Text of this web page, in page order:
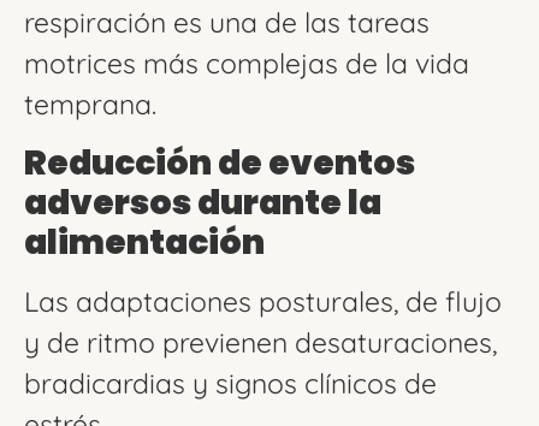
respiración es una de las tareas
motrices más complejas de la vida
temprana.
Reducción de eventos
adversos durante la
alimentación
Las adaptaciones posturales, de flujo
y de ritmo previenen desaturaciones,
bradicardias y signos clínicos de